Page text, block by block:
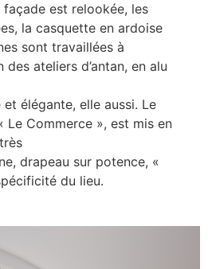
façade est relookée, les
la casquette en ardoise
sont travaillées à
des ateliers d’antan, en alu
et élégante, elle aussi. Le
Le Commerce », est mis en
drapeau sur potence, «
du lieu.